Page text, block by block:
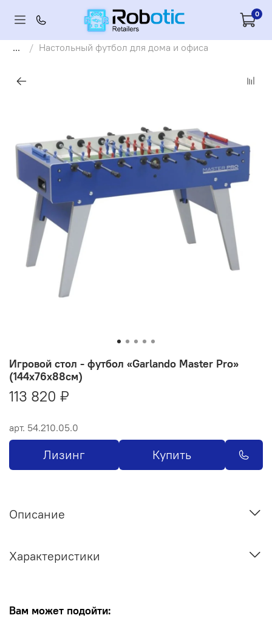
0
... Настольный футбол для дома и офиса
арт. 54.210.05.0
Игровой стол - футбол «Garlando Master Pro»
(144x76x88см)
113 820 ₽
Лизинг Купить
Описание
Характеристики
Вам может подойти: